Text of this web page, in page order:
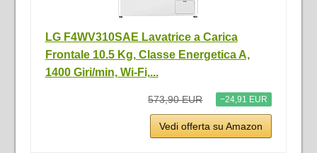
LG F4WV310SAE Lavatrice a Carica
Frontale 10.5 Kg, Classe Energetica A,
1400 Giri/min, Wi-Fi,...
573,90 EUR −24,91 EUR
Vedi offerta su Amazon